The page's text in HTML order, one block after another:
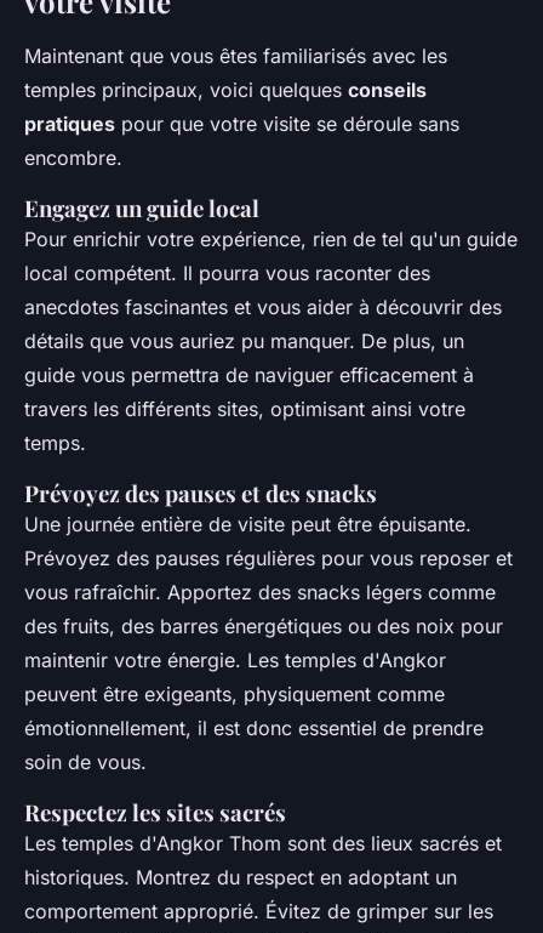
Maintenant que vous êtes familiarisés avec les
temples principaux, voici quelques conseils
pratiques pour que votre visite se déroule sans
encombre.
Engagez un guide local
Pour enrichir votre expérience, rien de tel qu'un guide
local compétent. Il pourra vous raconter des
anecdotes fascinantes et vous aider à découvrir des
détails que vous auriez pu manquer. De plus, un
guide vous permettra de naviguer efficacement à
travers les différents sites, optimisant ainsi votre
temps.
Prévoyez des pauses et des snacks
Une journée entière de visite peut être épuisante.
Prévoyez des pauses régulières pour vous reposer et
vous rafraîchir. Apportez des snacks légers comme
des fruits, des barres énergétiques ou des noix pour
maintenir votre énergie. Les temples d'Angkor
peuvent être exigeants, physiquement comme
émotionnellement, il est donc essentiel de prendre
soin de vous.
Respectez les sites sacrés
Les temples d'Angkor Thom sont des lieux sacrés et
historiques. Montrez du respect en adoptant un
comportement approprié. Évitez de grimper sur les